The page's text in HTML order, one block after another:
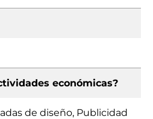
económicas?
de diseño, Publicidad